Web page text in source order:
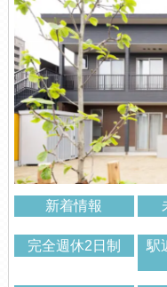
新着情報
完全週休2日制
駅